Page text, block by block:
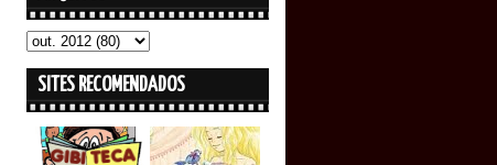
SITES RECOMENDADOS